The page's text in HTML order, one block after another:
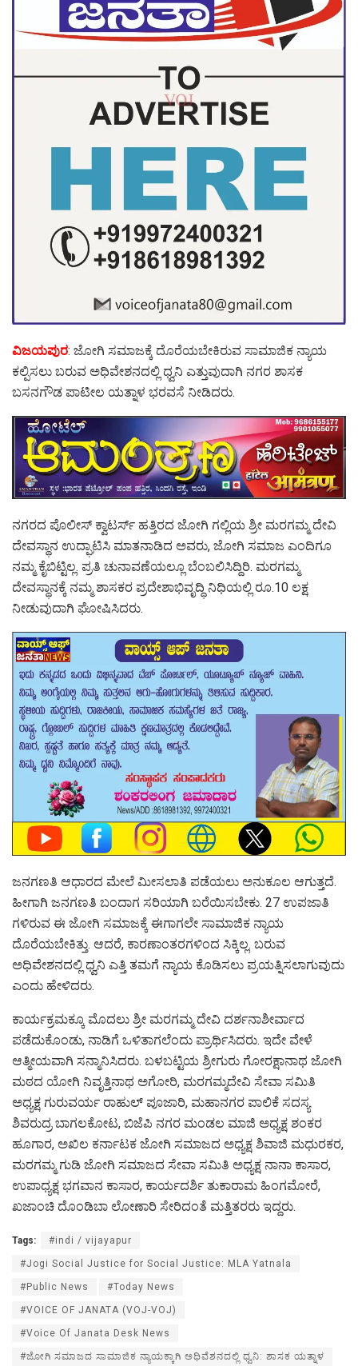
ವಿಜಯಪುರ: ಜೋಗಿ ಸಮಾಜಕ್ಕೆ ದೊರೆಯಬೇಕಿರುವ ಸಾಮಾಜಿಕ ನ್ಯಾಯ
ಕಲ್ಪಿಸಲು ಬರುವ ಅಧಿವೇಶನದಲ್ಲಿ ಧ್ವನಿ ಎತ್ತುವುದಾಗಿ ನಗರ ಶಾಸಕ
ಬಸನಗೌಡ ಪಾಟೀಲ ಯತ್ನಾಳ ಭರವಸೆ ನೀಡಿದರು.
ನಗರದ ಪೊಲೀಸ್ ಕ್ವಾಟರ್ಸ್ ಹತ್ತಿರದ ಜೋಗಿ ಗಲ್ಲಿಯ ಶ್ರೀ ಮರಗಮ್ಮ ದೇವಿ
ದೇವಸ್ಥಾನ ಉದ್ಘಾಟಿಸಿ ಮಾತನಾಡಿದ ಅವರು, ಜೋಗಿ ಸಮಾಜ ಎಂದಿಗೂ
ನಮ್ಮ ಕೈಬಿಟ್ಟಿಲ್ಲ. ಪ್ರತಿ ಚುನಾವಣೆಯಲ್ಲೂ ಬೆಂಬಲಿಸಿದ್ದಿರಿ. ಮರಗಮ್ಮ
ದೇವಸ್ಥಾನಕ್ಕೆ ನಮ್ಮ ಶಾಸಕರ ಪ್ರದೇಶಾಭಿವೃದ್ಧಿ ನಿಧಿಯಲ್ಲಿ ರೂ.10 ಲಕ್ಷ
ನೀಡುವುದಾಗಿ ಘೋಷಿಸಿದರು.
ಜನಗಣತಿ ಆಧಾರದ ಮೇಲೆ ಮೀಸಲಾತಿ ಪಡೆಯಲು ಅನುಕೂಲ ಆಗುತ್ತದೆ.
ಹೀಗಾಗಿ ಜನಗಣತಿ ಬಂದಾಗ ಸರಿಯಾಗಿ ಬರೆಯಿಸಬೇಕು. 27 ಉಪಜಾತಿ
ಗಳಿರುವ ಈ ಜೋಗಿ ಸಮಾಜಕ್ಕೆ ಈಗಾಗಲೇ ಸಾಮಾಜಿಕ ನ್ಯಾಯ
ದೊರೆಯಬೇಕಿತ್ತು. ಆದರೆ, ಕಾರಣಾಂತರಗಳಿಂದ ಸಿಕ್ಕಿಲ್ಲ. ಬರುವ
ಅಧಿವೇಶನದಲ್ಲಿ ಧ್ವನಿ ಎತ್ತಿ ತಮಗೆ ನ್ಯಾಯ ಕೊಡಿಸಲು ಪ್ರಯತ್ನಿಸಲಾಗುವುದು
ಎಂದು ಹೇಳಿದರು.
ಕಾರ್ಯಕ್ರಮಕ್ಕೂ ಮೊದಲು ಶ್ರೀ ಮರಗಮ್ಮ ದೇವಿ ದರ್ಶನಾಶೀರ್ವಾದ
ಪಡೆದುಕೊಂಡು, ನಾಡಿಗೆ ಒಳಿತಾಗಲೆಂದು ಪ್ರಾರ್ಥಿಸಿದರು. ಇದೇ ವೇಳೆ
ಆತ್ಮೀಯವಾಗಿ ಸನ್ಮಾನಿಸಿದರು. ಬಳಬಟ್ಟಿಯ ಶ್ರೀಗುರು ಗೋರಕ್ಷಾನಾಥ ಜೋಗಿ
ಮಠದ ಯೋಗಿ ನಿವೃತ್ತಿನಾಥ ಅಗೋರಿ, ಮರಗಮ್ಮದೇವಿ ಸೇವಾ ಸಮಿತಿ
ಅಧ್ಯಕ್ಷ ಗುರುವರ್ಯ ರಾಹುಲ್ ಪೂಜಾರಿ, ಮಹಾನಗರ ಪಾಲಿಕೆ ಸದಸ್ಯ
ಶಿವರುದ್ರ ಬಾಗಲಕೋಟ, ಬಿಜೆಪಿ ನಗರ ಮಂಡಲ ಮಾಜಿ ಅಧ್ಯಕ್ಷ ಶಂಕರ
ಹೂಗಾರ, ಅಖಿಲ ಕರ್ನಾಟಕ ಜೋಗಿ ಸಮಾಜದ ಅಧ್ಯಕ್ಷ ಶಿವಾಜಿ ಮಧುರಕರ,
ಮರಗಮ್ಮ ಗುಡಿ ಜೋಗಿ ಸಮಾಜದ ಸೇವಾ ಸಮಿತಿ ಅಧ್ಯಕ್ಷ ನಾನಾ ಕಾಸಾರ,
ಉಪಾಧ್ಯಕ್ಷ ಭಗವಾನ ಕಾಸಾರ, ಕಾರ್ಯದರ್ಶಿ ತುಕಾರಾಮ ಹಿಂಗಮೋರೆ,
ಖಜಾಂಚಿ ದೊಂಡಿಬಾ ಲೋಣಾರಿ ಸೇರಿದಂತೆ ಮತ್ತಿತರರು ಇದ್ದರು.
Tags: #indi / vijayapur
#Jogi Social Justice for Social Justice: MLA Yatnala
#Public News #Today News
#VOICE OF JANATA (VOJ-VOJ)
#Voice Of Janata Desk News
#ಜೋಗಿ ಸಮಾಜದ ಸಾಮಾಜಿಕ ನ್ಯಾಯಕ್ಕಾಗಿ ಅಧಿವೆಶನದಲ್ಲಿ ಧ್ವನಿ: ಶಾಸಕ ಯತ್ನಾಳ